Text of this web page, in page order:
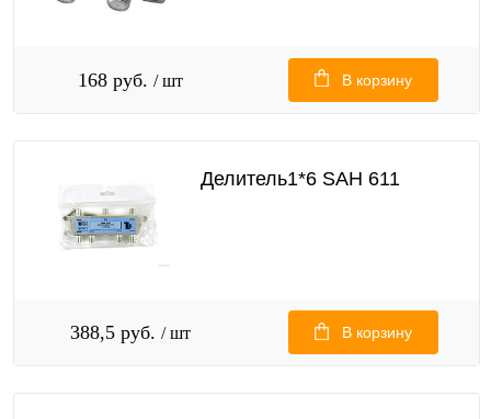
168 руб. / шт В корзину
Делитель1*6 SAH 611
388,5 руб. / шт В корзину